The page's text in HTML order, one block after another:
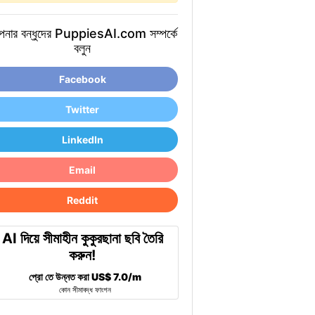
বন্ধুদের PuppiesAI.com সম্পর্কে
বলুন
Facebook
Twitter
LinkedIn
Email
Reddit
AI দিয়ে সীমাহীন কুকুরছানা ছবি তৈরি
করুন!
প্রো তে উন্নত করাUS$ 7.0/m
কোন সীমাবদ্ধ ফাংশন